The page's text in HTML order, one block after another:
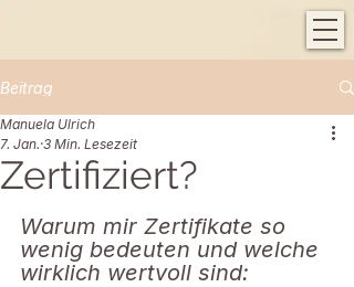
Beitrag
Zertifiziert?
Manuela Ulrich
7. Jan. 3 Min. Lesezeit
Warum mir Zertifikate so
wenig bedeuten und welche
wirklich wertvoll sind: